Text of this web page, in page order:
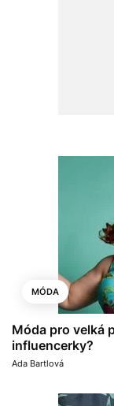
MÓDA
Móda pro velká
influencerky?
Ada Bartlová